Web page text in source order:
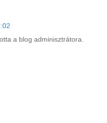
a blog adminisztrátora.